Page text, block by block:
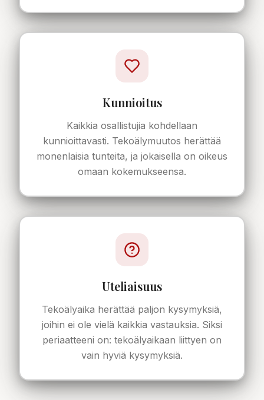
Kunnioitus
Kaikkia osallistujia kohdellaan
kunnioittavasti. Tekoälymuutos herättää
monenlaisia tunteita, ja jokaisella on oikeus
omaan kokemukseensa.
Uteliaisuus
Tekoälyaika herättää paljon kysymyksiä,
joihin ei ole vielä kaikkia vastauksia. Siksi
periaatteeni on: tekoälyaikaan liittyen on
vain hyviä kysymyksiä.